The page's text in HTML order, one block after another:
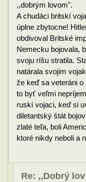
,,dobrým lovom".
A chudáci britskí
úplne zbytocne!
obdivoval Britské
Nemecku bojovala,
svoju ríšu stratila.
natárala svojim
že keď sa veteráni
to byť veľmi
ruskí vojaci, keď si
diletantský štát
zlaté teľa, boli
ktoré nikdy neboli a
Re: ,,Dobrý